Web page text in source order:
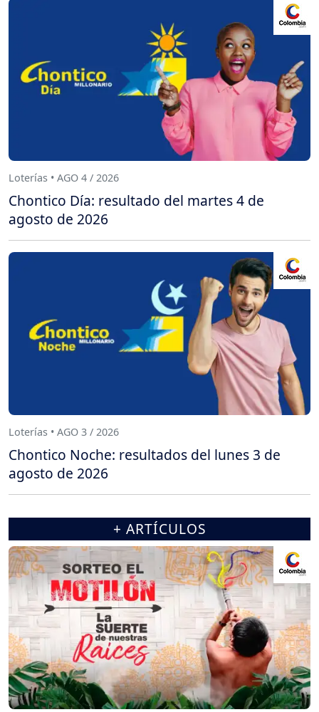
Loterías • AGO 4 / 2026
Chontico Día: resultado del martes 4 de
agosto de 2026
Loterías • AGO 3 / 2026
Chontico Noche: resultados del lunes 3 de
agosto de 2026
+ ARTÍCULOS